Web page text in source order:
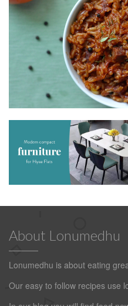
About Lonumedhu
Lonumedhu is about eating
Our easy to follow recipes use